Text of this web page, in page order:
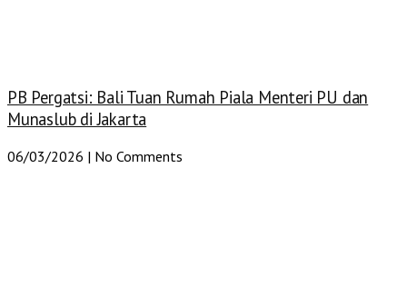
PB Pergatsi: Bali Tuan Rumah Piala Menteri PU dan
Munaslub di Jakarta
06/03/2026 No Comments